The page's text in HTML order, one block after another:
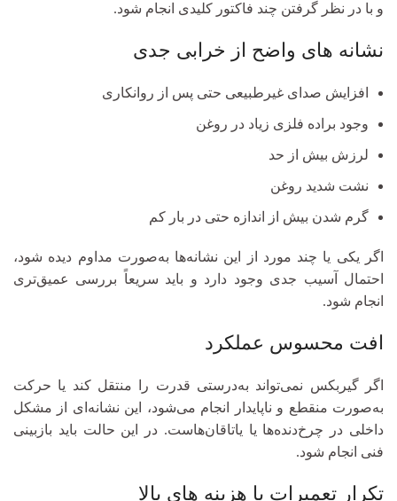
و با در نظر گرفتن چند فاکتور کلیدی انجام شود.
نشانه‌ های واضح از خرابی جدی
افزایش صدای غیرطبیعی حتی پس از روانکاری
وجود براده فلزی زیاد در روغن
لرزش بیش از حد
نشت شدید روغن
گرم شدن بیش از اندازه حتی در بار کم
اگر یکی یا چند مورد از این نشانه‌ها به‌صورت مداوم دیده شود،
احتمال آسیب جدی وجود دارد و باید سریعاً بررسی عمیق‌تری
انجام شود.
افت محسوس عملکرد
اگر گیربکس نمی‌تواند به‌درستی قدرت را منتقل کند یا حرکت
به‌صورت منقطع و ناپایدار انجام می‌شود، این نشانه‌ای از مشکل
داخلی در چرخ‌دنده‌ها یا یاتاقان‌هاست. در این حالت باید بازبینی
فنی انجام شود.
تکرار تعمیرات با هزینه‌ های بالا